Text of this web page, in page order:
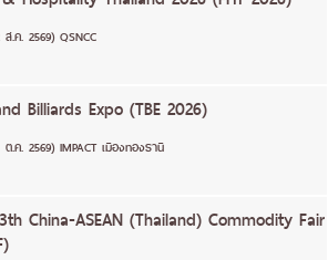
.ค. 2569) QSNCC
Billiards Expo (TBE 2026)
.ค. 2569) IMPACT เมืองทองธานี
China-ASEAN (Thailand) Commodity Fair